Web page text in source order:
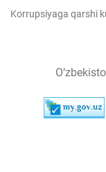
Korrupsiyaga qarshi